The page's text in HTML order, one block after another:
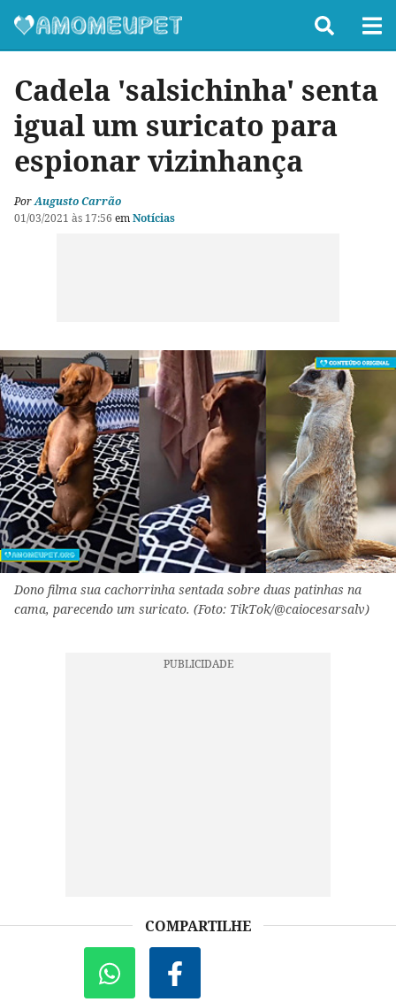
Cadela 'salsichinha' senta
igual um suricato para
espionar vizinhança
PorAugusto Carrão
01/03/2021 às 17:56 emNotícias
Dono filma sua cachorrinha sentada sobre duas patinhas na
cama, parecendo um suricato. (Foto: TikTok/@caiocesarsalv)
COMPARTILHE